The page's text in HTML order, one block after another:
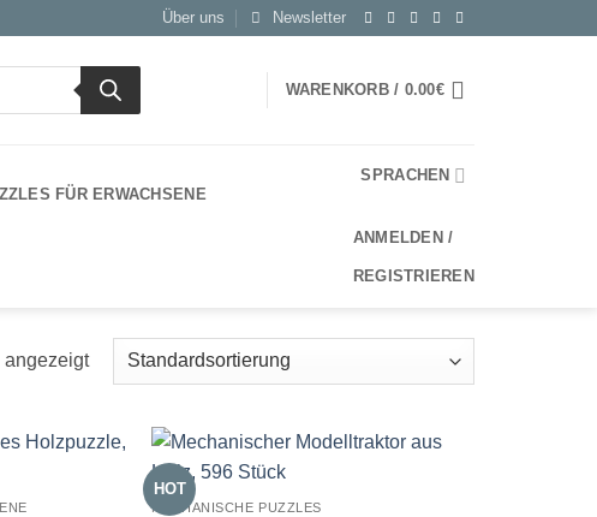
Über uns Newsletter
WARENKORB / 0.00€
FÜR ERWACHSENE
SPRACHEN
ANMELDEN /
REGISTRIEREN
angezeigt
HOT
MECHANISCHE PUZZLES